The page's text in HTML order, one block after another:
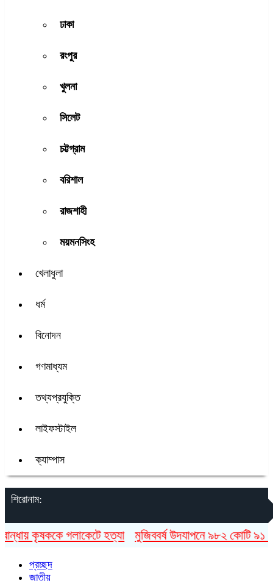
ঢাকা
রংপুর
খুলনা
সিলেট
চট্টগ্রাম
বরিশাল
রাজশাহী
ময়মনসিংহ
খেলাধুলা
ধর্ম
বিনোদন
গণমাধ্যম
তথ্যপ্রযুক্তি
লাইফস্টাইল
ক্যাম্পাস
শিরোনাম:
কৃষককে গলাকেটে হত্যা মুজিববর্ষ উদযাপনে ৯৮২ কোটি ৯১ লাখ
প্রচ্ছদ
জাতীয়